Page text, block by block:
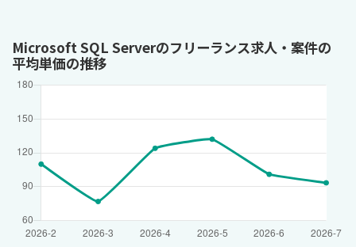
Microsoft SQL Serverのフリーランス求人・案件の
平均単価の推移